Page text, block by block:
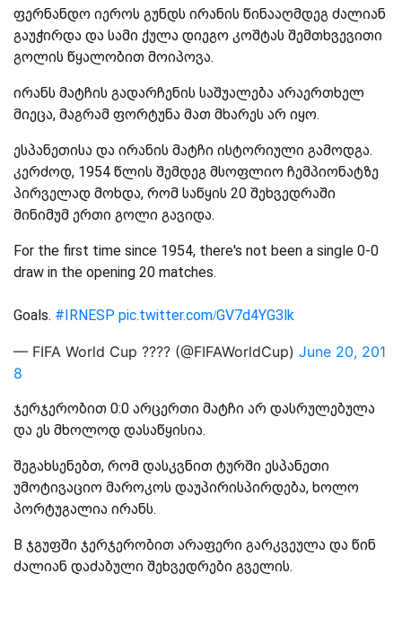
ფერნანდო იეროს გუნდს ირანის წინააღმდეგ ძალიან
გაუჭირდა და სამი ქულა დიეგო კოშტას შემთხვევითი
გოლის წყალობით მოიპოვა.
ირანს მატჩის გადარჩენის საშუალება არაერთხელ
მიეცა, მაგრამ ფორტუნა მათ მხარეს არ იყო.
ესპანეთისა და ირანის მატჩი ისტორიული გამოდგა.
კერძოდ, 1954 წლის შემდეგ მსოფლიო ჩემპიონატზე
პირველად მოხდა, რომ საწყის 20 შეხვედრაში
მინიმუმ ერთი გოლი გავიდა.
For the first time since 1954, there's not been a single 0-0
draw in the opening 20 matches.
Goals. #IRNESP pic.twitter.com/GV7d4YG3lk
— FIFA World Cup ???? (@FIFAWorldCup) June 20, 201
8
ჯერჯერობით 0:0 არცერთი მატჩი არ დასრულებულა
და ეს მხოლოდ დასაწყისია.
შეგახსენებთ, რომ დასკვნით ტურში ესპანეთი
უმოტივაციო მაროკოს დაუპირისპირდება, ხოლო
პორტუგალია ირანს.
B ჯგუფში ჯერჯერობით არაფერი გარკვეულა და წინ
ძალიან დაძაბული შეხვედრები გველის.